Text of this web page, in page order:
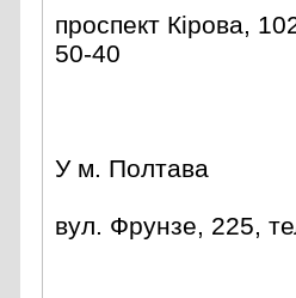
проспект Кірова,
50-40
У м. Полтава
вул. Фрунзе, 225,